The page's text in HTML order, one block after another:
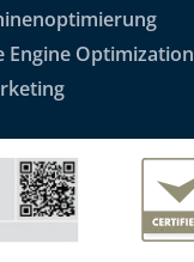
Engine Optimization